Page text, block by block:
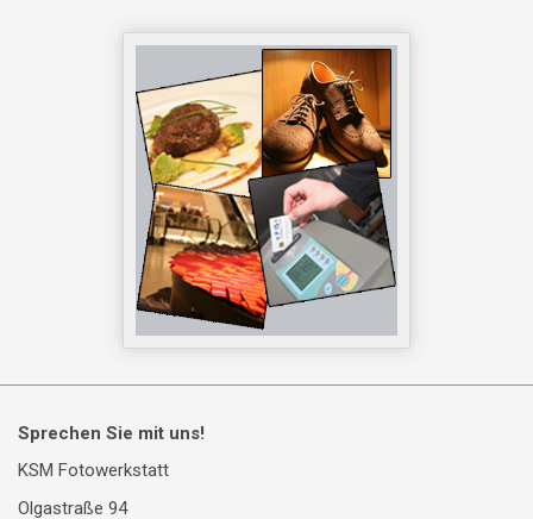
Sprechen Sie mit uns!
KSM Fotowerkstatt
Olgastraße 94